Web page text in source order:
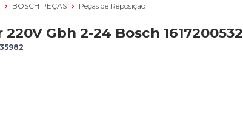
BOSCH PEÇAS Peças de Reposição
Gbh 2-24 Bosch 1617200532